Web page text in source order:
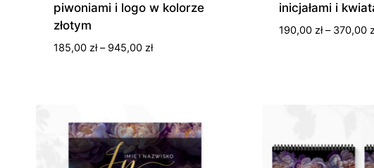
piwoniami i logo w kolorze
złotym
185,00 zł – 945,00 złZakres
945,00 zł
inicjałami i
190,00 zł – 370,00